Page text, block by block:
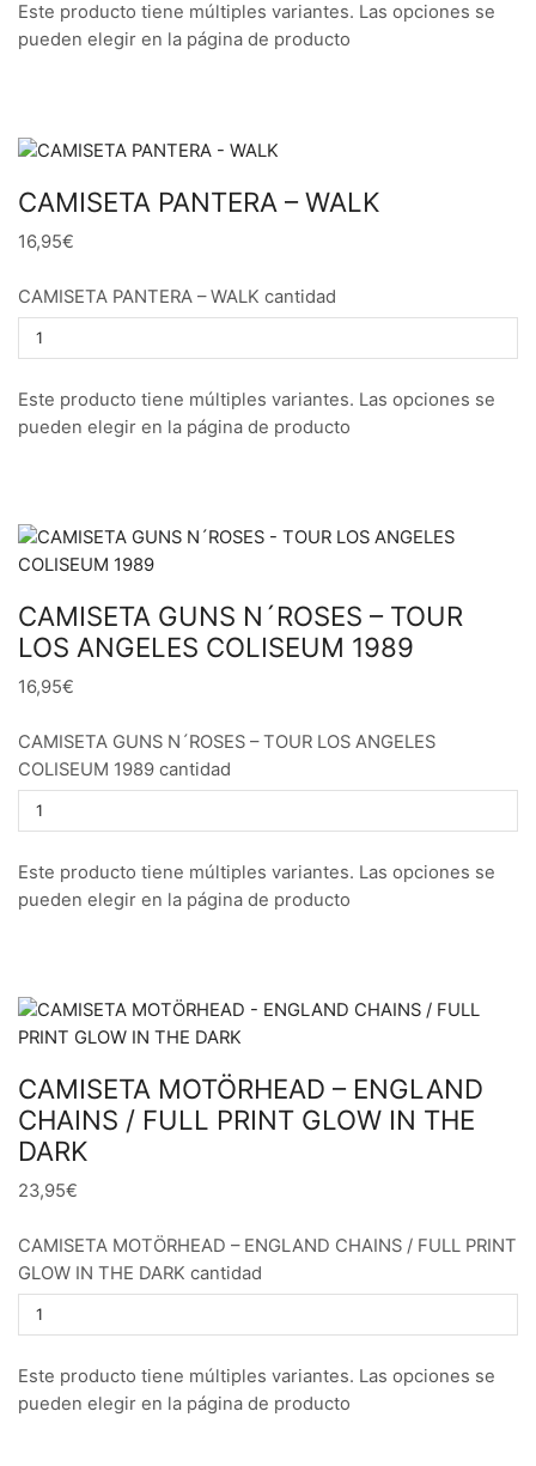
Este producto tiene múltiples variantes. Las opciones se
pueden elegir en la página de producto
CAMISETA PANTERA – WALK
16,95€
CAMISETA PANTERA – WALK cantidad
Este producto tiene múltiples variantes. Las opciones se
pueden elegir en la página de producto
CAMISETA GUNS N´ROSES – TOUR
LOS ANGELES COLISEUM 1989
16,95€
CAMISETA GUNS N´ROSES – TOUR LOS ANGELES
COLISEUM 1989 cantidad
Este producto tiene múltiples variantes. Las opciones se
pueden elegir en la página de producto
CAMISETA MOTÖRHEAD – ENGLAND
CHAINS / FULL PRINT GLOW IN THE
DARK
23,95€
CAMISETA MOTÖRHEAD – ENGLAND CHAINS / FULL PRINT
GLOW IN THE DARK cantidad
Este producto tiene múltiples variantes. Las opciones se
pueden elegir en la página de producto